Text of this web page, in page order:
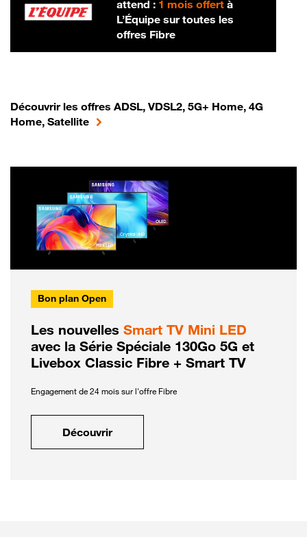
attend : 1 mois offertà
L’Équipe sur toutes les
offres Fibre
Découvrir les offres ADSL, VDSL2, 5G+ Home, 4G
Home, Satellite
Bon plan Open
Les nouvelles Smart TV Mini LED
avec la Série Spéciale 130Go 5G et
Livebox Classic Fibre + Smart TV
Engagement de 24 mois sur l'offre Fibre
Découvrir